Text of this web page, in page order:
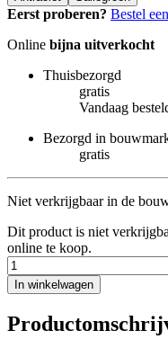
Eerst proberen? Bestel
Online bijna uitverkocht
Thuisbezorgd
gratis
Vandaag
Bezorgd in
gratis
Niet verkrijgbaar in de
Dit product is niet
online te koop.
In winkelwagen